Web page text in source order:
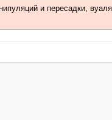
и пересадки,